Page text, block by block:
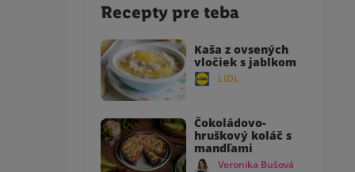
Recepty pre teba
Kaša z ovsených
vločiek s jablkom
LIDL
Čokoládovo-
hruškový koláč s
mandľami
Veronika Bušová